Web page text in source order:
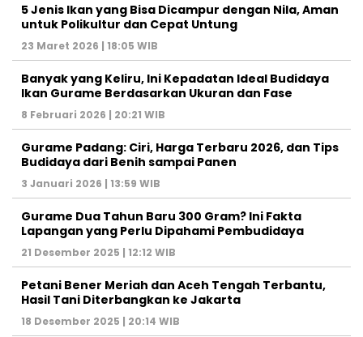
5 Jenis Ikan yang Bisa Dicampur dengan Nila, Aman
untuk Polikultur dan Cepat Untung
23 Maret 2026 | 18:05 WIB
Banyak yang Keliru, Ini Kepadatan Ideal Budidaya
Ikan Gurame Berdasarkan Ukuran dan Fase
8 Februari 2026 | 20:21 WIB
Gurame Padang: Ciri, Harga Terbaru 2026, dan Tips
Budidaya dari Benih sampai Panen
3 Januari 2026 | 13:59 WIB
Gurame Dua Tahun Baru 300 Gram? Ini Fakta
Lapangan yang Perlu Dipahami Pembudidaya
21 Desember 2025 | 12:12 WIB
Petani Bener Meriah dan Aceh Tengah Terbantu,
Hasil Tani Diterbangkan ke Jakarta
18 Desember 2025 | 20:14 WIB